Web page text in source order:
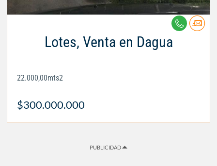
Lotes, Venta en Dagua
22.000,00mts2
$300.000.000
PUBLICIDAD